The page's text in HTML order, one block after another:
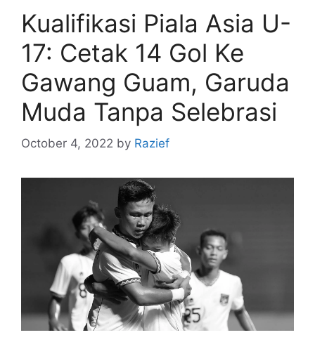
Kualifikasi Piala Asia U-
17: Cetak 14 Gol Ke
Gawang Guam, Garuda
Muda Tanpa Selebrasi
October 4, 2022 by Razief